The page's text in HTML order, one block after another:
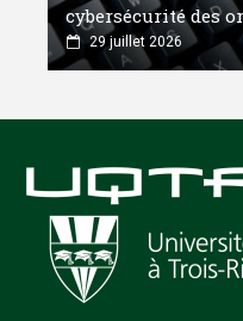
cybersécurité des
29 juillet 2026